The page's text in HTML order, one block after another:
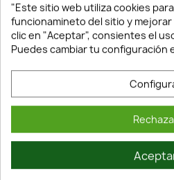
BROCA
26,77 €
"Este sitio web utiliza cookies
funcionamineto del sitio y
clic en "Aceptar", consientes el
Puedes cambiar tu configuración